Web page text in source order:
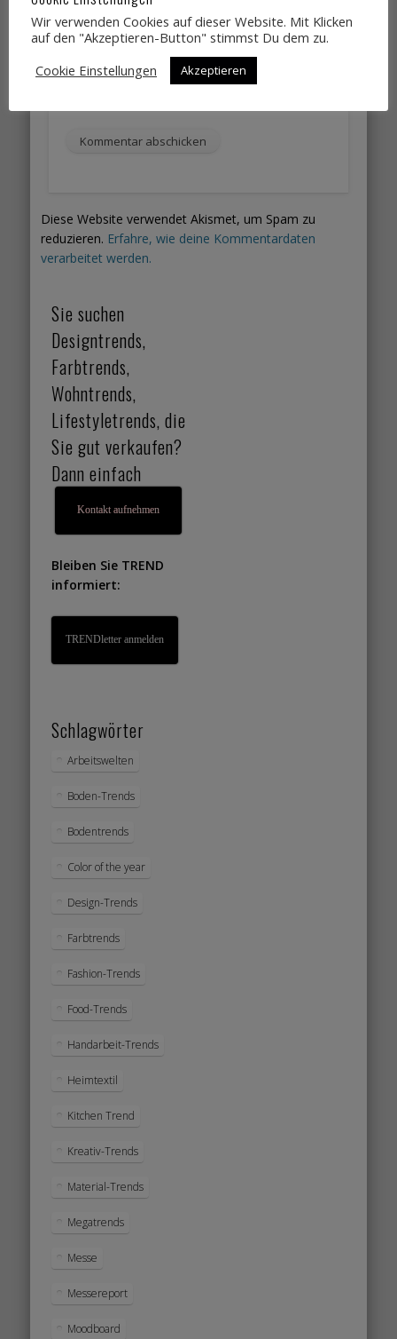
Adresse
Website
Name, E-Mail-Adresse und Website in
diesem Browser für meinen nächsten
Diese Website verwendet Akismet, um Spam zu
reduzieren. Erfahre, wie deine Kommentardaten
verarbeitet werden.
Sie suchen
Designtrends,
Farbtrends,
Wohntrends,
Lifestyletrends, die
Sie gut verkaufen?
Dann einfach
Kontakt aufnehmen
Bleiben Sie TREND
informiert:
TRENDletter anmelden
Schlagwörter
Arbeitswelten
Boden-Trends
Bodentrends
Color of the year
Design-Trends
Farbtrends
Fashion-Trends
Food-Trends
Handarbeit-Trends
Heimtextil
Kitchen Trend
Kreativ-Trends
Material-Trends
Megatrends
Messe
Messereport
Moodboard
Wir verwenden Cookies auf dieser Website. Mit Klicken
auf den "Akzeptieren-Button" stimmst Du dem zu.
Cookie Einstellungen
Akzeptieren